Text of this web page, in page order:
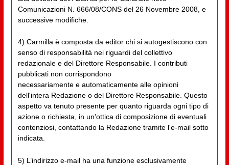
Comunicazioni N. 666/08/CONS del 26 Novembre 2008, e
successive modifiche.
4) Carmilla è composta da editor chi si autogestiscono con
senso di responsabilità nei riguardi del collettivo
redazionale e del Direttore Responsabile. I contributi
pubblicati non corrispondono
necessariamente e automaticamente alle opinioni
dell'intera Redazione o del Direttore Responsabile. Questo
aspetto va tenuto presente per quanto riguarda ogni tipo di
azione o richiesta, in un'ottica di composizione di eventuali
contenziosi, contattando la Redazione tramite l'e-mail sotto
indicata.
5) L’indirizzo e-mail ha una funzione esclusivamente